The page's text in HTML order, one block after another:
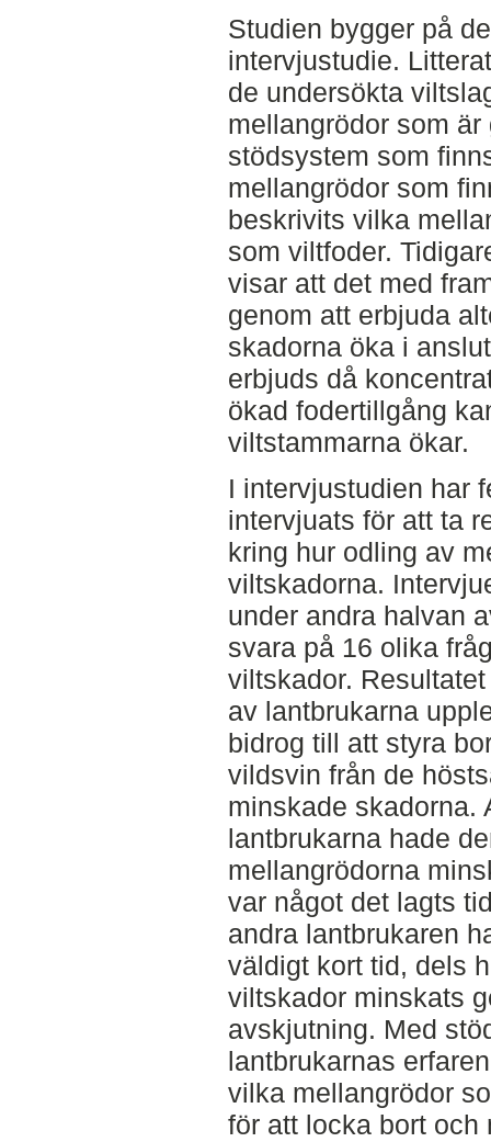
Studien bygger på
intervjustudie.
de undersökta
mellangrödor som
stödsystem som
mellangrödor som
beskrivits vilka
som viltfoder.
visar att det med
genom att erbjuda
skadorna öka i
erbjuds då
ökad fodertillgång
viltstammarna ökar.
I intervjustudien har
intervjuats för att ta
kring hur odling av
viltskadorna.
under andra halvan
svara på 16 olika
viltskador.
av lantbrukarna
bidrog till att styra
vildsvin från de
minskade skadorna.
lantbrukarna hade
mellangrödorna
var något det lagts
andra lantbrukaren
väldigt kort tid, dels
viltskador minskats
avskjutning. Med
lantbrukarnas
vilka mellangrödor
för att locka bort och